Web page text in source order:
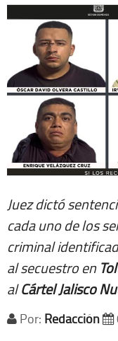
Juez dictó
cada uno de los
criminal
al secuestro en
alCártel Jalisco
Por: Redacción